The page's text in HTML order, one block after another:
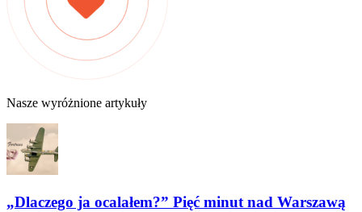
Nasze wyróżnione artykuły
„Dlaczego ja ocalałem?” Pięć minut nad Warszawą